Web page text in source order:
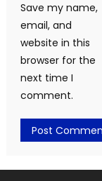
Save my name,
email, and
website in this
browser for the
next time I
comment.